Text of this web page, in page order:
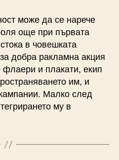
може да се нарече
още при първата
в човешката
добра ракламна акция
флаери и плакати, екип
им, и
Малко след
му в